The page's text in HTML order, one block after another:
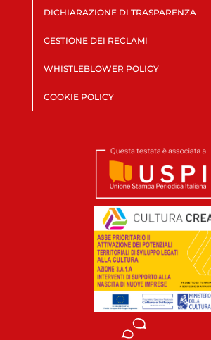
DICHIARAZIONE DI TRASPARENZA
GESTIONE DEI RECLAMI
WHISTLEBLOWER POLICY
COOKIE POLICY